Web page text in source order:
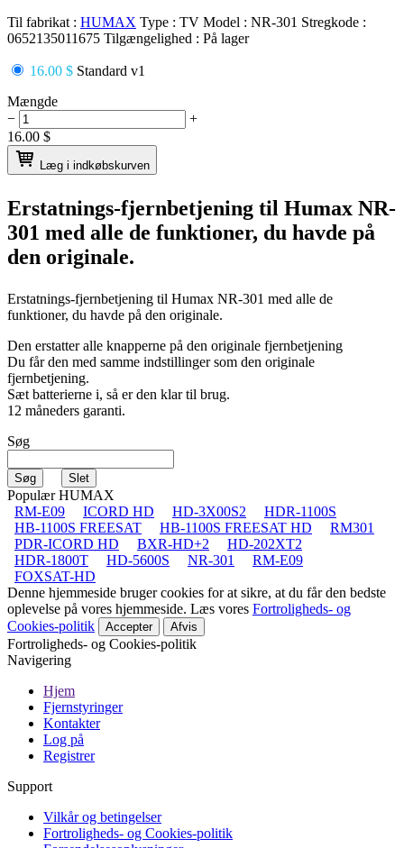
Til fabrikat : HUMAX Type : TV Model : NR-301 Stregkode :
0652135011675 Tilgængelighed : På lager
16.00 $ Standard v1
Mængde
−
+
16.00 $
Læg i indkøbskurven
Erstatnings-fjernbetjening til Humax NR-
301 med alle de funktioner, du havde på
den originale.
Erstatnings-fjernbetjening til Humax NR-301 med alle de
funktioner, du havde på den originale.
Den erstatter alle knapperne på den originale fjernbetjening
Du får den med samme indstillinger som den originale
fjernbetjening.
Sæt batterierne i, så er den klar til brug.
12 måneders garanti.
Søg
Populær HUMAX
RM-E09
ICORD HD HD-3X00S2
HDR-1100S
HB-1100S FREESAT
HB-1100S FREESAT HD
RM301
PDR-ICORD HD
BXR-HD+2
HD-202XT2
HDR-1800T
HD-5600S NR-301
RM-E09
FOXSAT-HD
Denne hjemmeside bruger cookies for at sikre, at du får den bedste
oplevelse på vores hjemmeside. Læs vores Fortroligheds- og
Cookies-politik
Accepter Afvis
Fortroligheds- og Cookies-politik
Navigering
Hjem
Fjernstyringer
Kontakter
Log på
Registrer
Support
Vilkår og betingelser
Fortroligheds- og Cookies-politik